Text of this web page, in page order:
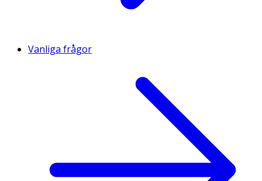
Vanliga frågor